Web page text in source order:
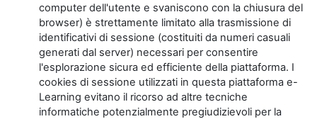
computer dell'utente e svaniscono con la chiusura del
browser) è strettamente limitato alla trasmissione di
identificativi di sessione (costituiti da numeri casuali
generati dal server) necessari per consentire
l'esplorazione sicura ed efficiente della piattaforma. I
cookies di sessione utilizzati in questa piattaforma e-
Learning evitano il ricorso ad altre tecniche
informatiche potenzialmente pregiudizievoli per la